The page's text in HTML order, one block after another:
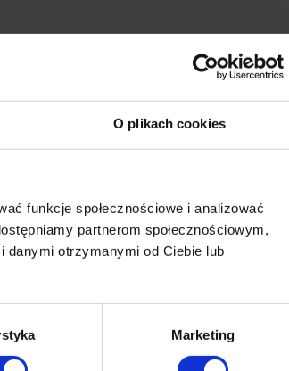
O plikach cookies
funkcje społecznościowe i analizować
partnerom społecznościowym,
danymi otrzymanymi od Ciebie lub
Marketing